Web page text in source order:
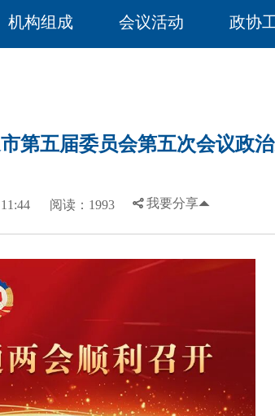
机构组成 会议活动 政协
第五届委员会第五次会议政
阅读：1993 我要分享